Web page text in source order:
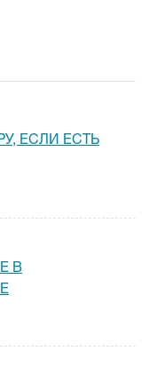
ЕСЛИ ЕСТЬ
В